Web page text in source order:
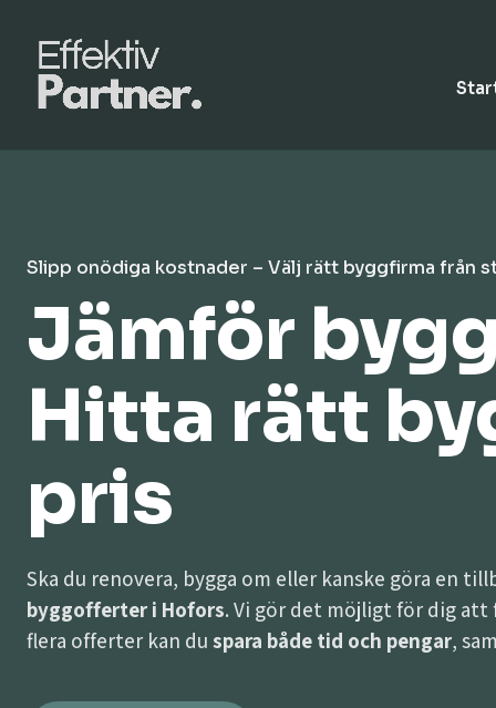
Slipp onödiga kostnader – Välj rätt byggfirma från
Jämför
Hitta rätt
pris
Ska du renovera, bygga om eller kanske göra en
byggofferter i Hofors. Vi gör det möjligt för dig
flera offerter kan du spara både tid och pengar,